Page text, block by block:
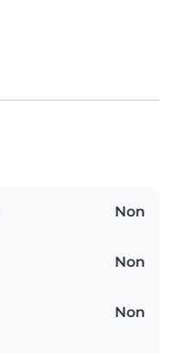
Non
Non
Non